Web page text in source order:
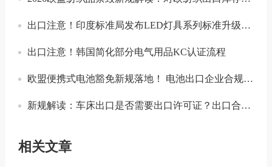
出口注意！印度标准局发布LED灯具系列标准升级实施指南
出口注意！韩国简化部分电气用品KC认证流程
欧盟便携式电池豁免新规落地！ 电池出口企业合规要点解读
新规解读：车床出口是否需要出口许可证？出口合规注意事项
相关文章